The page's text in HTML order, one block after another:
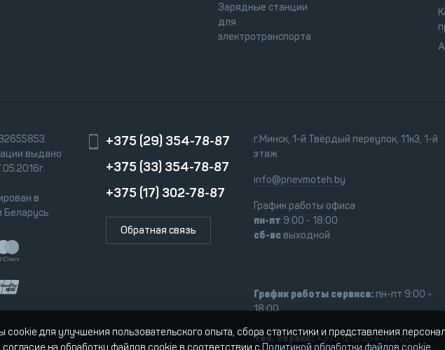
Зарядные станции
для
электротранспорта
выдано
в
Беларусь
+375 (29) 354-78-87
+375 (33) 354-78-87
+375 (17) 302-78-87
Обратная связь
г.Минск, 1-й Твёрдый переулок, 11к3, 1-й
этаж
info@pnevmoteh.by
График работы офиса
пн-пт 9:00 - 18:00
сб-всвыходной
График работы сервиса:пн-пт 9:00 -
18:00
Тел. сервис:+375 (29) 354-78-22
cookie для улучшения пользовательского опыта, сбора статистики и представления
на обработку файлов cookie в соответствии с Политикой обработки файлов cookie